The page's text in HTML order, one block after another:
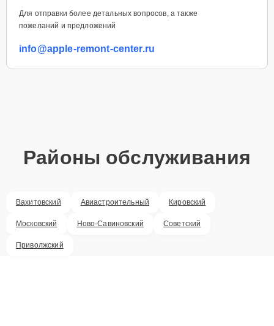
Для отправки более детальных вопросов, а также
пожеланий и предложений
info@apple-remont-center.ru
Районы обслуживания
Вахитовский Авиастроительный Кировский
Московский Ново-Савиновский Советский
Приволжский